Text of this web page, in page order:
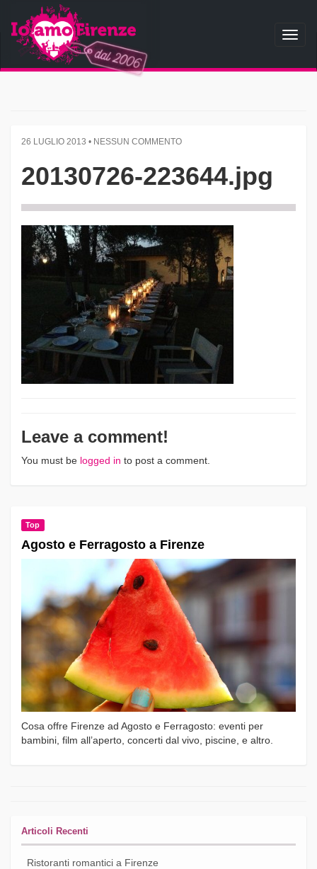
26 LUGLIO 2013 • NESSUN COMMENTO
20130726-223644.jpg
Leave a comment!
You must be logged in to post a comment.
Top
Agosto e Ferragosto a Firenze
Cosa offre Firenze ad Agosto e Ferragosto: eventi per
bambini, film all’aperto, concerti dal vivo, piscine, e altro.
Articoli Recenti
Ristoranti romantici a Firenze